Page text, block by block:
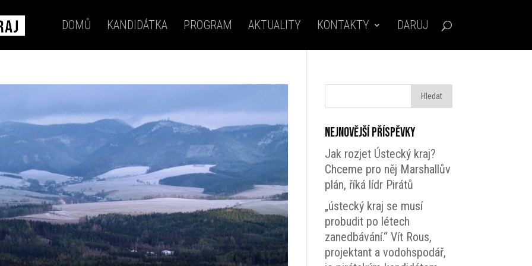
DOMŮ KANDIDÁTKA PROGRAM AKTUALITY KONTAKTY DARUJ
Nejnovější příspěvky
Jak rozjet Ústecký kraj?
Chceme pro něj Marshallův
plán, říká lídr Pirátů
„ústecký kraj se musí
probudit po létech
zanedbávání.“ Vít Rous,
projektant a vodohspodář,